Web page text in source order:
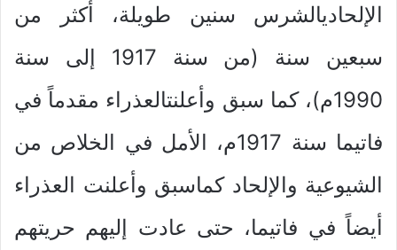
الإلحاديالشرس سنين طويلة، أكثر من
سبعين سنة (من سنة 1917 إلى سنة
1990م)، كما سبق وأعلنتالعذراء مقدماً في
فاتيما سنة 1917م، الأمل في الخلاص من
الشيوعية والإلحاد كماسبق وأعلنت العذراء
أيضاً في فاتيما، حتى عادت إليهم حريتهم